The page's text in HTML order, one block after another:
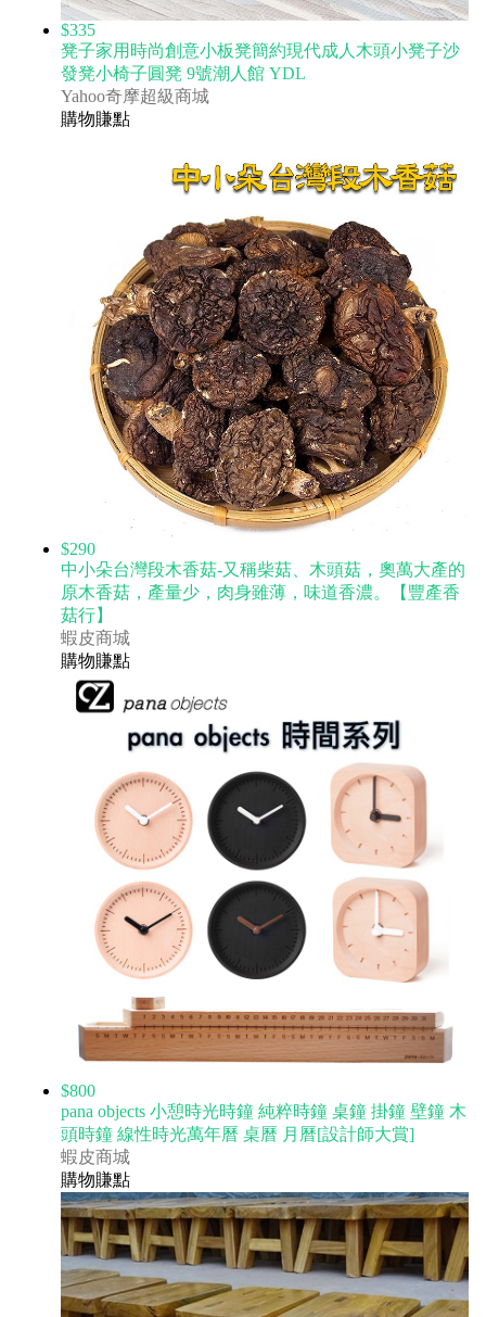
$335
凳子家用時尚創意小板凳簡約現代成人木頭小凳子沙
發凳小椅子圓凳 9號潮人館 YDL
Yahoo奇摩超級商城
購物賺點
$290
中小朵台灣段木香菇-又稱柴菇、木頭菇，奧萬大產的
原木香菇，產量少，肉身雖薄，味道香濃。【豐產香
菇行】
蝦皮商城
購物賺點
$800
pana objects 小憩時光時鐘 純粹時鐘 桌鐘 掛鐘 壁鐘 木
頭時鐘 線性時光萬年曆 桌曆 月曆[設計師大賞]
蝦皮商城
購物賺點